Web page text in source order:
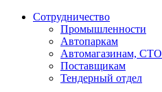
Сотрудничество
Промышленности
Автопаркам
Автомагазинам, СТО
Поставщикам
Тендерный отдел